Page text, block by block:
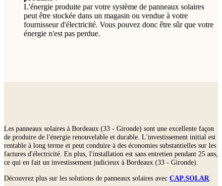
L'énergie produite par votre système de panneaux solaires
peut être stockée dans un magasin ou vendue à votre
fournisseur d'électricité. Vous pouvez donc être sûr que votre
énergie n'est pas perdue.
Les panneaux solaires à Bordeaux (33 - Gironde) sont une excellente façon
de produire de l'énergie renouvelable et durable. L'investissement initial est
rentable à long terme et peut conduire à des économies substantielles sur les
factures d'électricité. En plus, l'installation est sans entretien pendant 25 ans,
ce qui en fait un investissement judicieux à Bordeaux (33 - Gironde).
Découvrez plus sur les solutions de panneaux solaires avec CAP.SOLAR